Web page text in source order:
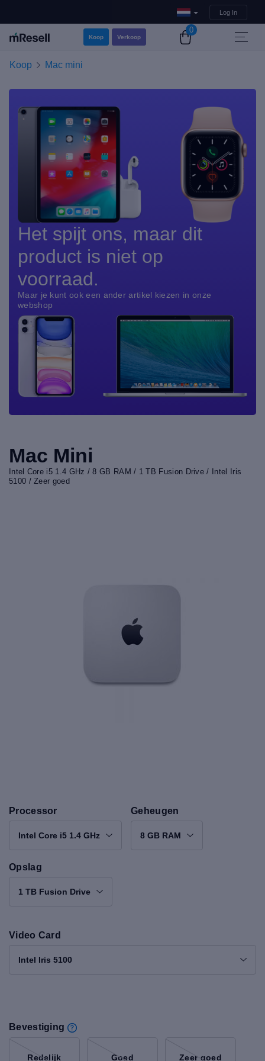
Log In
Koop Verkoop
0
Koop Mac mini
Het spijt ons, maar dit
product is niet op
voorraad.
Maar je kunt ook een ander artikel kiezen in onze
webshop
Mac Mini
Intel Core i5 1.4 GHz / 8 GB RAM / 1 TB Fusion Drive / Intel Iris
5100 / Zeer goed
Processor
Intel Core i5 1.4 GHz
Geheugen
8 GB RAM
Opslag
1 TB Fusion Drive
Video Card
Intel Iris 5100
Bevestiging
Redelijk Goed Zeer goed